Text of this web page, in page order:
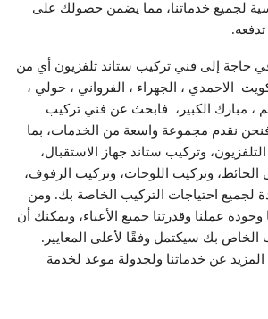
لجميع خدماتنا، مما يضمن حصولك على
حاجة إلى فني تركيب ستاند تلفزيون أي من
الاحمدي ، الجهراء ، الفرواني ، حولي ،
، مبارك الكبير، فابحث عن فني تركيب
فنحن نقدم مجموعة واسعة من الخدمات، بما
وتركيب ستاند جهاز الاستقبال،
الحائط، وتركيب اللوحات، وتركيب الرفوف،
لجميع احتياجات التركيب الخاصة بك. ومن
وجودة عملنا وقدرتنا جميع الأعباء، ويمكنك أن
الخاص بك سيكتمل وفقًا لأعلى المعايير.
المزيد عن خدماتنا ولجدولة موعد لخدمة